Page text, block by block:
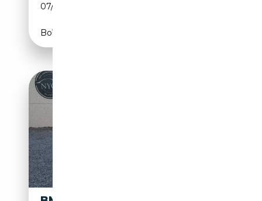
07/2010
Boîte automatique